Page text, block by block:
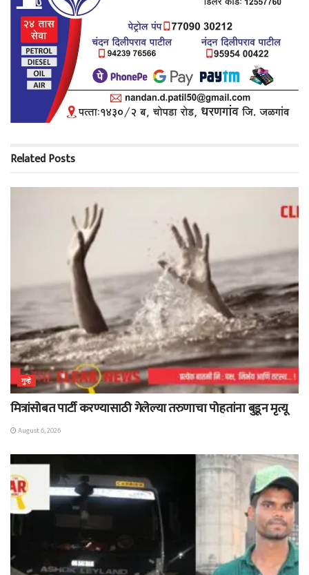
RelatedPosts
गुन्हे
मित्रांसोबत पार्टी करण्यासाठी गेलेल्या तरुणाचा पोहतांना बुडून मृत्यू
August 6, 2026